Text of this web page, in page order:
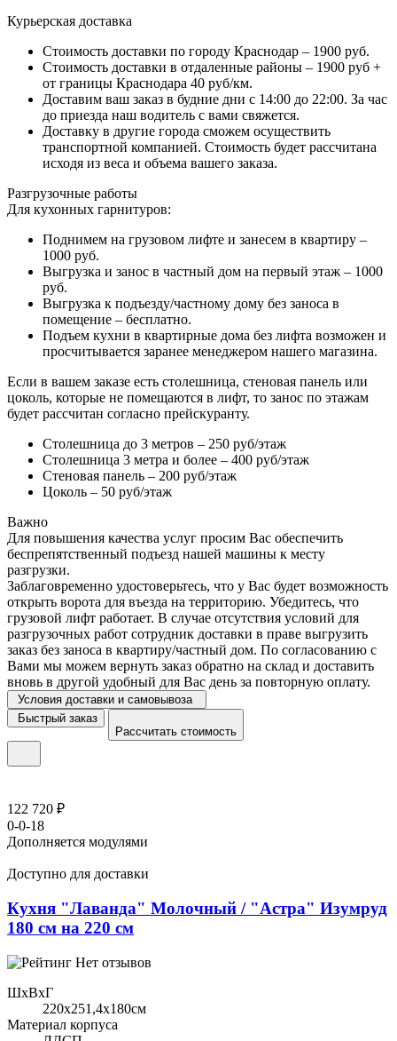
Курьерская доставка
Стоимость доставки по городу Краснодар – 1900 руб.
Стоимость доставки в отдаленные районы – 1900 руб +
от границы Краснодара 40 руб/км.
Доставим ваш заказ в будние дни с 14:00 до 22:00. За час
до приезда наш водитель с вами свяжется.
Доставку в другие города сможем осуществить
транспортной компанией. Стоимость будет рассчитана
исходя из веса и объема вашего заказа.
Разгрузочные работы
Для кухонных гарнитуров:
Поднимем на грузовом лифте и занесем в квартиру –
1000 руб.
Выгрузка и занос в частный дом на первый этаж – 1000
руб.
Выгрузка к подъезду/частному дому без заноса в
помещение – бесплатно.
Подъем кухни в квартирные дома без лифта возможен и
просчитывается заранее менеджером нашего магазина.
Если в вашем заказе есть столешница, стеновая панель или
цоколь, которые не помещаются в лифт, то занос по этажам
будет рассчитан согласно прейскуранту.
Столешница до 3 метров – 250 руб/этаж
Столешница 3 метра и более – 400 руб/этаж
Стеновая панель – 200 руб/этаж
Цоколь – 50 руб/этаж
Важно
Для повышения качества услуг просим Вас обеспечить
беспрепятственный подъезд нашей машины к месту
разгрузки.
Заблаговременно удостоверьтесь, что у Вас будет возможность
открыть ворота для въезда на территорию. Убедитесь, что
грузовой лифт работает. В случае отсутствия условий для
разгрузочных работ сотрудник доставки в праве выгрузить
заказ без заноса в квартиру/частный дом. По согласованию с
Вами мы можем вернуть заказ обратно на склад и доставить
вновь в другой удобный для Вас день за повторную оплату.
Условия доставки и самовывоза
Быстрый заказ
Рассчитать стоимость
122 720 ₽
0-0-18
Дополняется модулями
Доступно для доставки
Кухня "Лаванда" Молочный / "Астра" Изумруд
180 см на 220 см
Нет отзывов
ШхВхГ
220x251,4х180см
Материал корпуса